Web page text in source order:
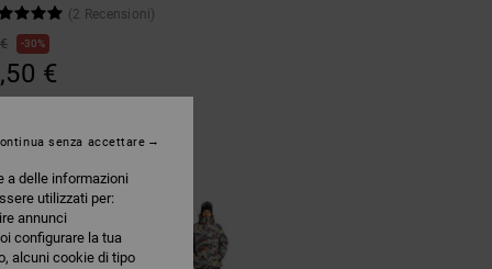
(2 Recensioni)
30%
€
Camo
a delle informazioni
utilizzati per:
annunci
configurare la tua
alcuni cookie di tipo
senza accettare